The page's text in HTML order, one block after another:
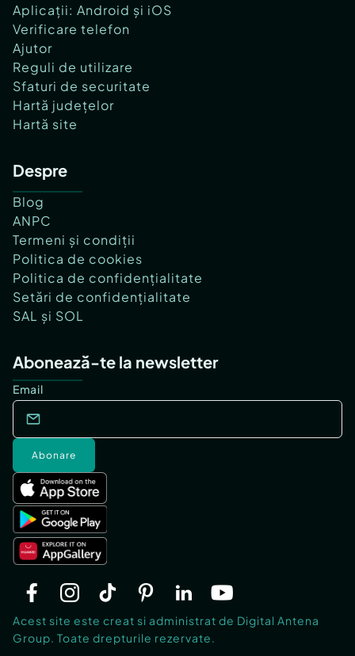
Aplicații: Android și iOS
Verificare telefon
Ajutor
Reguli de utilizare
Sfaturi de securitate
Hartă județelor
Hartă site
Despre
Blog
ANPC
Termeni și condiții
Politica de cookies
Politica de confidențialitate
Setări de confidențialitate
SAL și SOL
Abonează-te la newsletter
Email
Abonare
Acest site este creat si administrat de Digital Antena
Group. Toate drepturile rezervate.